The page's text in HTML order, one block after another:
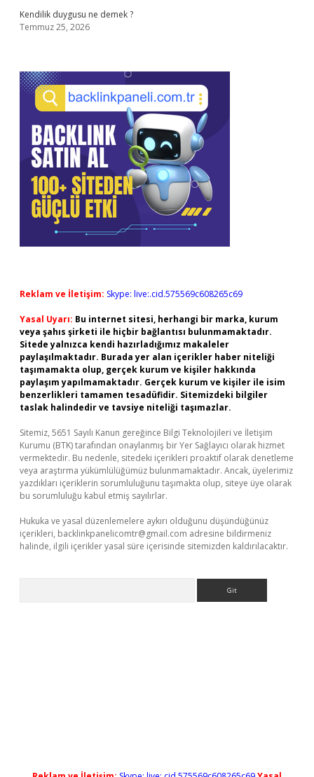
Kendilik duygusu ne demek ?
Temmuz 25, 2026
Reklam ve İletişim: Skype: live:.cid.575569c608265c69
Yasal Uyarı: Bu internet sitesi, herhangi bir marka, kurum
veya şahıs şirketi ile hiçbir bağlantısı bulunmamaktadır.
Sitede yalnızca kendi hazırladığımız makaleler
paylaşılmaktadır. Burada yer alan içerikler haber niteliği
taşımamakta olup, gerçek kurum ve kişiler hakkında
paylaşım yapılmamaktadır. Gerçek kurum ve kişiler ile isim
benzerlikleri tamamen tesadüfidir. Sitemizdeki bilgiler
taslak halindedir ve tavsiye niteliği taşımazlar.
Sitemiz, 5651 Sayılı Kanun gereğince Bilgi Teknolojileri ve İletişim
Kurumu (BTK) tarafından onaylanmış bir Yer Sağlayıcı olarak hizmet
vermektedir. Bu nedenle, sitedeki içerikleri proaktif olarak denetleme
veya araştırma yükümlülüğümüz bulunmamaktadır. Ancak, üyelerimiz
yazdıkları içeriklerin sorumluluğunu taşımakta olup, siteye üye olarak
bu sorumluluğu kabul etmiş sayılırlar.
Hukuka ve yasal düzenlemelere aykırı olduğunu düşündüğünüz
içerikleri, backlinkpanelicomtr@gmail.com adresine bildirmeniz
halinde, ilgili içerikler yasal süre içerisinde sitemizden kaldırılacaktır.